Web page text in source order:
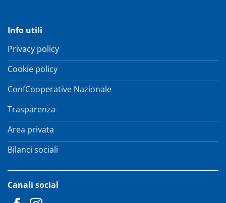
Info utili
Privacy policy
Cookie policy
ConfCooperative Nazionale
Trasparenza
Area privata
Bilanci sociali
Canali social